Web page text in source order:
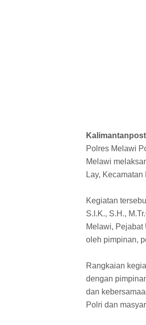
Polres Melawi
Melawi
Lay,
Kegiatan
S.I.K., S.H.,
Melawi,
oleh pimpinan,
Rangkaian
dengan
dan
Polri dan